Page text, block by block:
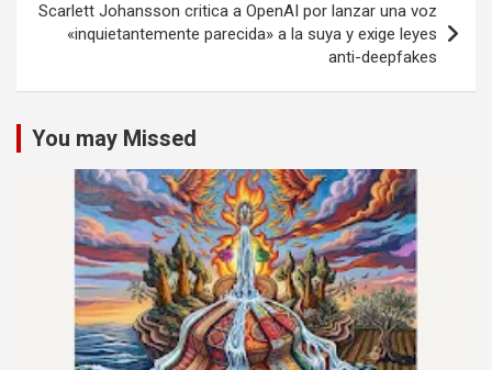
Scarlett Johansson critica a OpenAI por lanzar una voz
«inquietantemente parecida» a la suya y exige leyes
anti-deepfakes
You may Missed